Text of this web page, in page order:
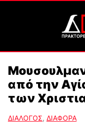
από την
των
ΔΙΑΛΟΓΟΣ, ΔΙΑΦΟΡΑ